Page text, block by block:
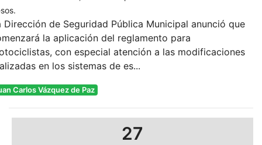
Dirección de Seguridad Pública Municipal anunció que
la aplicación del reglamento para
con especial atención a las modificaciones
en los sistemas de es...
Carlos Vázquez de Paz
27